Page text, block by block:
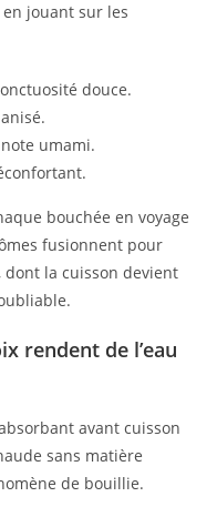
en jouant sur les
douce.
umami.
bouchée en voyage
fusionnent pour
dont la cuisson devient
rendent de l’eau
avant cuisson
sans matière
de bouillie.